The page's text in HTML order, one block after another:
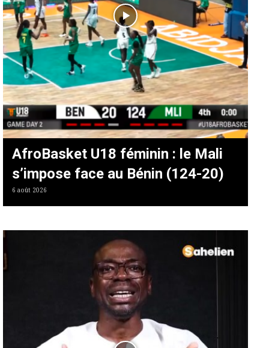
AfroBasket U18 féminin : le Mali
s’impose face au Bénin (124-20)
6 août 2026